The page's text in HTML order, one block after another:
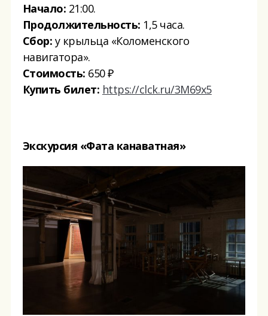
Начало: 21:00.
Продолжительность: 1,5 часа.
Сбор: у крыльца «Коломенского
навигатора».
Стоимость: 650 ₽
Купить билет: https://clck.ru/3M69x5
Экскурсия «Фата канаватная»